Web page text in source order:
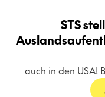
STS
auch in den USA!